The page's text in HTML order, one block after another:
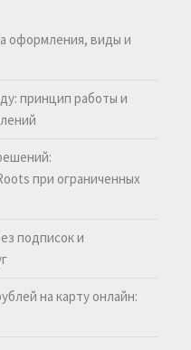
оформления, виды и
принцип работы и
при ограниченных
подписок и
на карту онлайн: